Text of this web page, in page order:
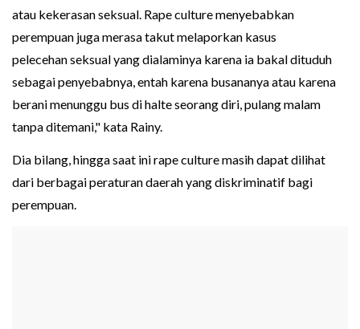
atau kekerasan seksual. Rape culture menyebabkan
perempuan juga merasa takut melaporkan kasus
pelecehan seksual yang dialaminya karena ia bakal dituduh
sebagai penyebabnya, entah karena busananya atau karena
berani menunggu bus di halte seorang diri, pulang malam
tanpa ditemani," kata Rainy.
Dia bilang, hingga saat ini rape culture masih dapat dilihat
dari berbagai peraturan daerah yang diskriminatif bagi
perempuan.